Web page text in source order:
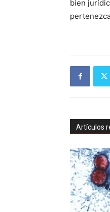
bien
Artículos